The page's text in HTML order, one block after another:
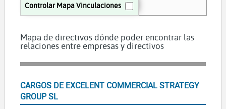
Controlar Mapa Vinculaciones
Mapa de directivos dónde poder encontrar las
relaciones entre empresas y directivos
CARGOS DE EXCELENT COMMERCIAL STRATEGY
GROUP SL